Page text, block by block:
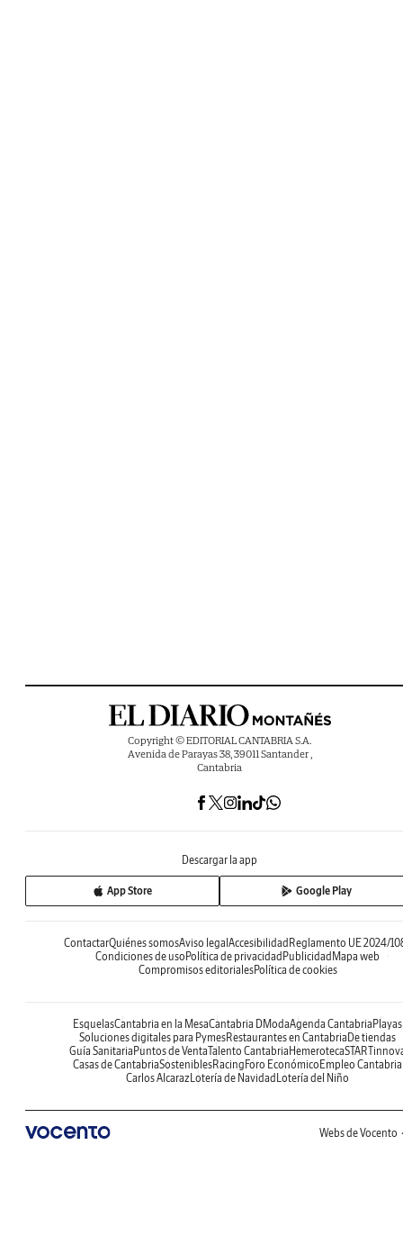
Copyright © EDITORIAL CANTABRIA S.A.
Avenida de Parayas 38, 39011 Santander ,
Cantabria
Descargar la app
App Store Google Play
ContactarQuiénes somosAviso legalAccesibilidadReglamento UE 2024/
Condiciones de usoPolítica de privacidadPublicidadMapa web
Compromisos editorialesPolítica de cookies
EsquelasCantabria en la MesaCantabria DModaAgenda CantabriaPlayas
Soluciones digitales para PymesRestaurantes en CantabriaDe tiendas
Guía SanitariaPuntos de VentaTalento CantabriaHemeroteca
Casas de CantabriaSosteniblesRacingForo EconómicoEmpleo Cantabria
Carlos AlcarazLotería de NavidadLotería del Niño
Webs de Vocento